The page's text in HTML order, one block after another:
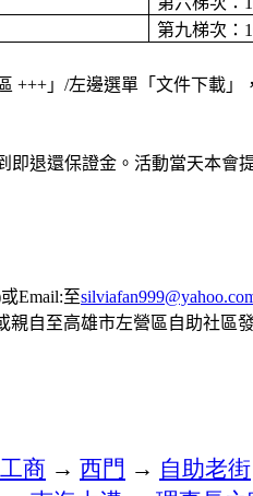
第九梯次：
+++ 」 /左邊選單「文件下載」
即退還保證金。活動當天本會
或Email:至
自至高雄市左營區自助社區
商 → 西門 → 自助老街